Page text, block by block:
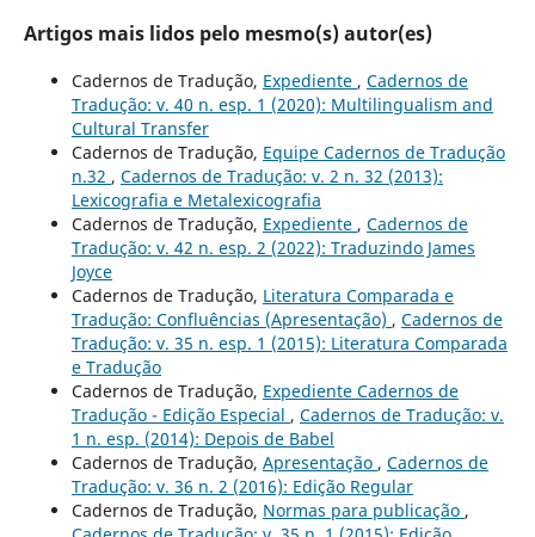
Artigos mais lidos pelo mesmo(s) autor(es)
Cadernos de Tradução, Expediente , Cadernos de
Tradução: v. 40 n. esp. 1 (2020): Multilingualism and
Cultural Transfer
Cadernos de Tradução, Equipe Cadernos de Tradução
n.32 , Cadernos de Tradução: v. 2 n. 32 (2013):
Lexicografia e Metalexicografia
Cadernos de Tradução, Expediente , Cadernos de
Tradução: v. 42 n. esp. 2 (2022): Traduzindo James
Joyce
Cadernos de Tradução, Literatura Comparada e
Tradução: Confluências (Apresentação) , Cadernos de
Tradução: v. 35 n. esp. 1 (2015): Literatura Comparada
e Tradução
Cadernos de Tradução, Expediente Cadernos de
Tradução - Edição Especial , Cadernos de Tradução: v.
1 n. esp. (2014): Depois de Babel
Cadernos de Tradução, Apresentação , Cadernos de
Tradução: v. 36 n. 2 (2016): Edição Regular
Cadernos de Tradução, Normas para publicação ,